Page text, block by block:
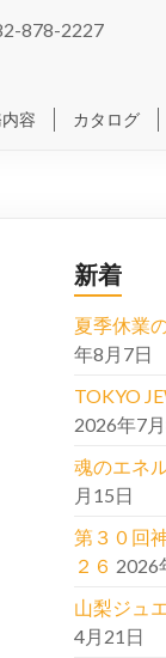
878-2227
容 カタログ
新着
夏季休業
年8月7日
TOKYO
2026年7
魂のエネ
月15日
第３０回
２６ 2026
山梨ジュ
4月21日